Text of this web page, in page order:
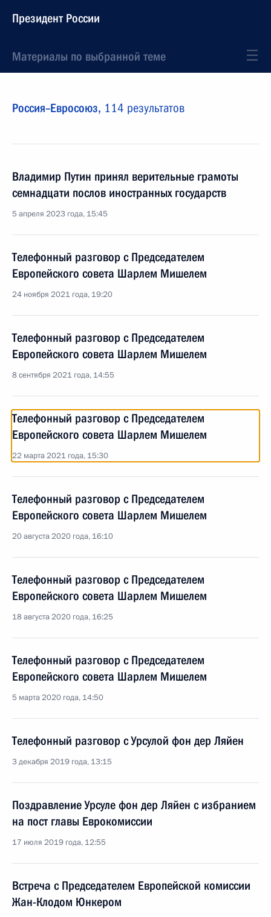
Президент России
Материалы по выбранной теме
Россия–Евросоюз, 114 результатов
Владимир Путин принял верительные грамоты
семнадцати послов иностранных государств
5 апреля 2023 года, 15:45
Телефонный разговор с Председателем
Европейского совета Шарлем Мишелем
24 ноября 2021 года, 19:20
Телефонный разговор с Председателем
Европейского совета Шарлем Мишелем
8 сентября 2021 года, 14:55
Телефонный разговор с Председателем
Европейского совета Шарлем Мишелем
22 марта 2021 года, 15:30
Телефонный разговор с Председателем
Европейского совета Шарлем Мишелем
20 августа 2020 года, 16:10
Телефонный разговор с Председателем
Европейского совета Шарлем Мишелем
18 августа 2020 года, 16:25
Телефонный разговор с Председателем
Европейского совета Шарлем Мишелем
5 марта 2020 года, 14:50
Телефонный разговор с Урсулой фон дер Ляйен
3 декабря 2019 года, 13:15
Поздравление Урсуле фон дер Ляйен с избранием
на пост главы Еврокомиссии
17 июля 2019 года, 12:55
Встреча с Председателем Европейской комиссии
Жан-Клодом Юнкером